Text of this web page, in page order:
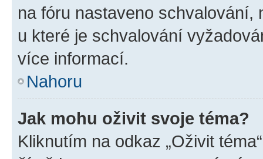
na fóru nastaveno schvalování,
u které je schvalování
více informací.
Nahoru
Jak mohu oživit svoje téma?
Kliknutím na odkaz „Oživit